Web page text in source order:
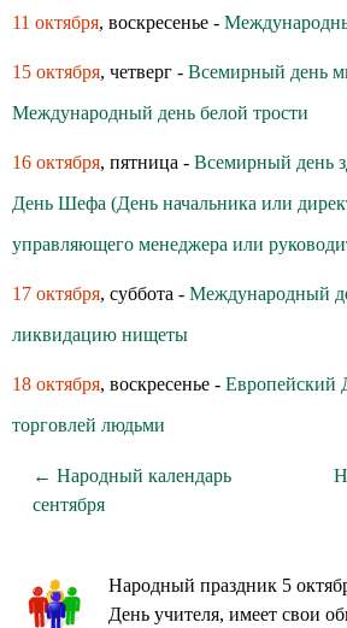
11 октября, воскресенье -
15 октября, четверг - Всемирный день
Международный день белой трости
16 октября, пятница - Всемирный день
День Шефа (День начальника или
управляющего менеджера или
17 октября, суббота - Международный
ликвидацию нищеты
18 октября, воскресенье - Европейский
торговлей людьми
← Народный календарь
сентября
Народный праздник 5
День учителя, имеет свои